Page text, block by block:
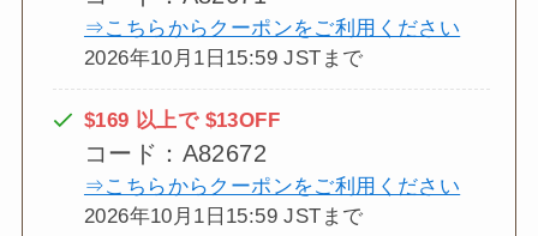
⇒こちらからクーポンをご利用ください
2026年10月1日15:59 JSTまで
$169 以上で $13OFF
コード：A82672
⇒こちらからクーポンをご利用ください
2026年10月1日15:59 JSTまで